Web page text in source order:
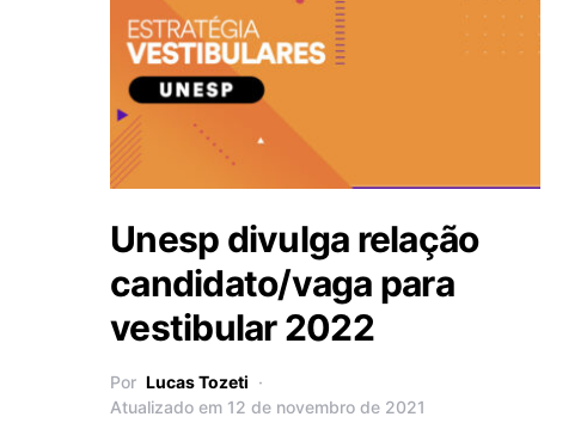
Unesp divulga relação
candidato/vaga para
vestibular 2022
Por Lucas Tozeti
Atualizado em 12 de novembro de 2021